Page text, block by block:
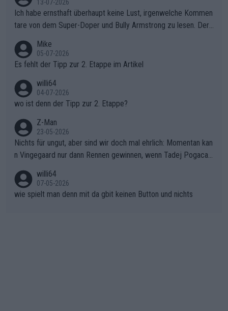
ollering die Initiative.Zu spätes Erwachen: Zu diesem Zeitpunkt
war das Loch zu Niewiadoma bereits zu groß, um es im Allein
en.Teurer Sekundenpoker: Die Quittung sind nun 15 Sekunden
Rückstand im Gesamtklassement – ein Polster, das Niewiado
gibt. Diese Etappe wird sicher als der psychologische Wendep
unkt dieser Tour in die Geschichte eingehen. Wenn man bei so
einem harten Aufstieg einmal den Moment verpasst und der K
onkurrentin die "zweite Luft" schenkt, ist der Schaden am Ber
g kaum noch zu reparieren.Vor uns liegt nun das große Finale R
ichtung Nizza. Niewiadoma hat psychologisch Oberwasser, ab
er SD Worx und Vollering müssen jetzt All-In gehen. (gregman
n)
13-07-2026
Ich habe ernsthaft überhaupt keine Lust, irgenwelche Kommen
tare von dem Super-Doper und Bully Armstrong zu lesen. Der
r die gehört nicht in dieses Medium!
Mike
05-07-2026
Es fehlt der Tipp zur 2. Etappe im Artikel
willi64
04-07-2026
wo ist denn der Tipp zur 2. Etappe?
Z-Man
23-05-2026
Nichts für ungut, aber sind wir doch mal ehrlich: Momentan kan
n Vingegaard nur dann Rennen gewinnen, wenn Tadej Pogacar
willi64
07-05-2026
wie spielt man denn mit da gbit keinen Button und nichts